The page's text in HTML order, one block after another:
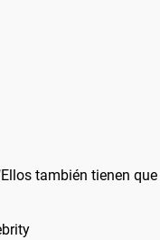
también tienen que